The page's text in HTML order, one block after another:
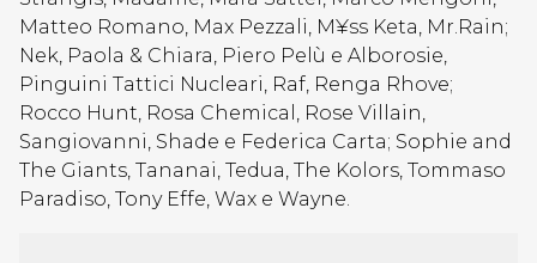
Matteo Romano, Max Pezzali, M¥ss Keta, Mr.Rain;
Nek, Paola & Chiara, Piero Pelù e Alborosie,
Pinguini Tattici Nucleari, Raf, Renga Rhove;
Rocco Hunt, Rosa Chemical, Rose Villain,
Sangiovanni, Shade e Federica Carta; Sophie and
The Giants, Tananai, Tedua, The Kolors, Tommaso
Paradiso, Tony Effe, Wax e Wayne.